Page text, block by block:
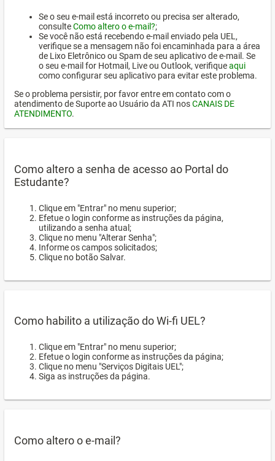
Se o seu e-mail está incorreto ou precisa ser alterado,
consulteComo altero o e-mail?;
Se você não está recebendo e-mail enviado pela UEL,
verifique se a mensagem não foi encaminhada para a área
de Lixo Eletrônico ou Spam de seu aplicativo de e-mail. Se
o seu e-mail for Hotmail, Live ou Outlook, verifiqueaqui
como configurar seu aplicativo para evitar este problema.
Se o problema persistir, por favor entre em contato com o
atendimento de Suporte ao Usuário da ATI nosCANAIS DE
ATENDIMENTO.
Como altero a senha de acesso ao Portal do
Estudante?
Clique em "Entrar" no menu superior;
Efetue o login conforme as instruções da página,
utilizando a senha atual;
Clique no menu "Alterar Senha";
Informe os campos solicitados;
Clique no botão Salvar.
Como habilito a utilização do Wi-fi UEL?
Clique em "Entrar" no menu superior;
Efetue o login conforme as instruções da página;
Clique no menu "Serviços Digitais UEL";
Siga as instruções da página.
Como altero o e-mail?